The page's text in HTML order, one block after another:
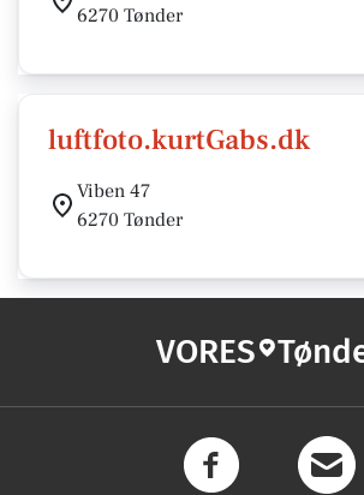
6270 Tønder
luftfoto.kurtGabs.dk
Viben 47
6270 Tønder
VORES